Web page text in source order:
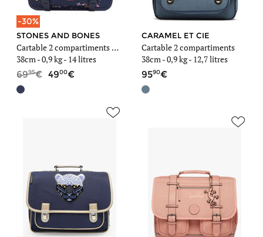
-30%
STONES AND BONES
Cartable 2 compartiments Lily Girls
38cm -0,9 kg- 14 litres
6995 4900
CARAMEL ET CIE
Cartable 2 compartiments
38cm -0,9 kg- 12,7 litres
9590